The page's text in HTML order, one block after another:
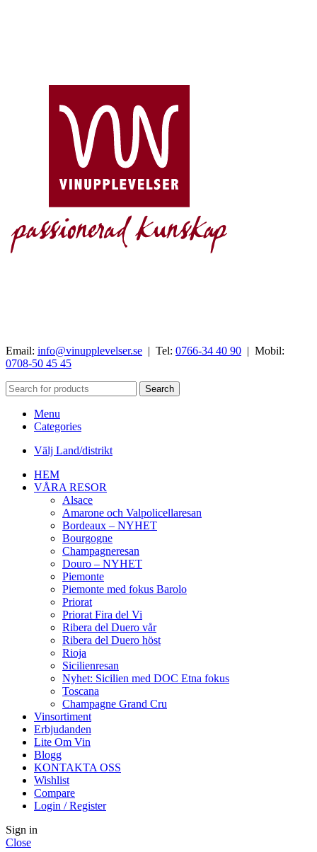
Email: info@vinupplevelser.se | Tel: 0766-34 40 90 | Mobil:
0708-50 45 45
Search
Menu
Categories
Välj Land/distrikt
HEM
VÅRA RESOR
Alsace
Amarone och Valpolicellaresan
Bordeaux – NYHET
Bourgogne
Champagneresan
Douro – NYHET
Piemonte
Piemonte med fokus Barolo
Priorat
Priorat Fira del Vi
Ribera del Duero vår
Ribera del Duero höst
Rioja
Sicilienresan
Nyhet: Sicilien med DOC Etna fokus
Toscana
Champagne Grand Cru
Vinsortiment
Erbjudanden
Lite Om Vin
Blogg
KONTAKTA OSS
Wishlist
Compare
Login / Register
Sign in
Close